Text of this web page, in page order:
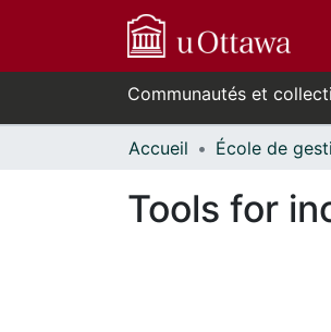
Communautés et
Accueil
Tools for